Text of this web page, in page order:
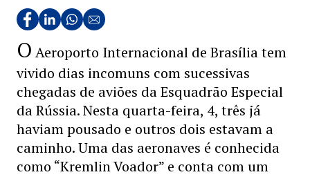
O Aeroporto Internacional de Brasília tem
vivido dias incomuns com sucessivas
chegadas de aviões da Esquadrão Especial
da Rússia. Nesta quarta-feira, 4, três já
haviam pousado e outros dois estavam a
caminho. Uma das aeronaves é conhecida
como “Kremlin Voador” e conta com um